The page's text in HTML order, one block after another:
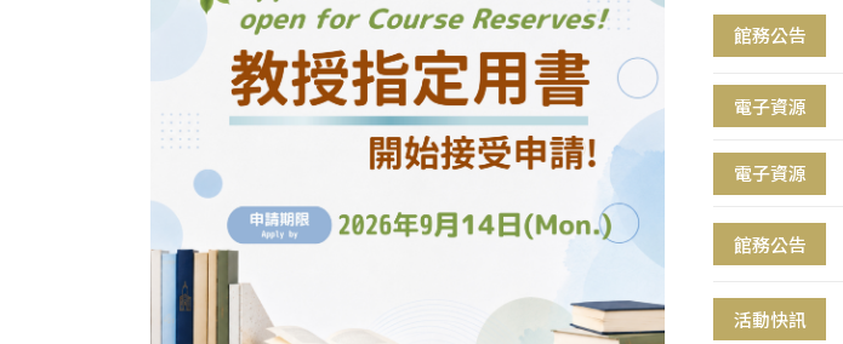
館務公告
電子資源
電子資源
館務公告
活動快訊